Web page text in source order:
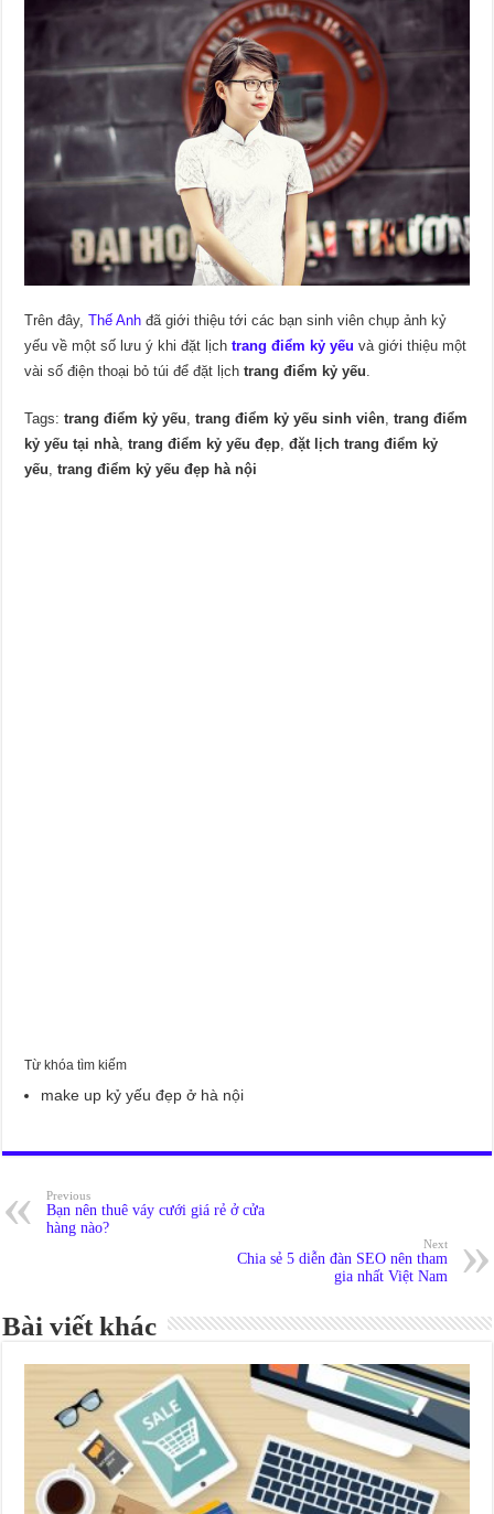
Trên đây,Thế Anh đã giới thiệu tới các bạn sinh viên chụp ảnh kỷ
yếu về một số lưu ý khi đặt lịchtrang điểm kỷ yếu và giới thiệu một
vài số điện thoại bỏ túi để đặt lịchtrang điểm kỷ yếu
Tags:trang điểm kỷ yếu ,trang điểm kỷ yếu sinh viên ,trang điểm
kỷ yếu tại nhà ,trang điểm kỷ yếu đẹp ,đặt lịch trang điểm kỷ
yếu ,trang điểm kỷ yếu đẹp hà nội
Từ khóa tìm kiếm
make up kỷ yếu đẹp ở hà nội
Previous
Bạn nên thuê váy cưới giá rẻ ở cửa
hàng nào?
Next
Chia sẻ 5 diễn đàn SEO nên tham
gia nhất Việt Nam
Bài viết khác